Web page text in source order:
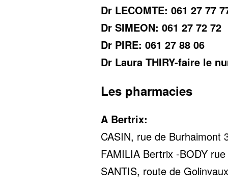
Dr LECOMTE: 061 27 77
Dr SIMEON: 061 27 72 72
Dr PIRE: 061 27 88 06
Dr Laura THIRY-faire le
Les pharmacies
A Bertrix:
CASIN, rue de Burhaimont
FAMILIA Bertrix -BODY
SANTIS, route de